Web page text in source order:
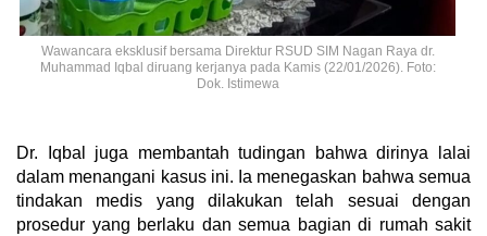
Wawancara eksklusif bersama Direktur RSUD SIM Nagan Raya dr.
Muhammad Iqbal diruang kerjanya pada Kamis (22/01/2026). Foto:
Dok. Istimewa
Dr. Iqbal juga membantah tudingan bahwa dirinya lalai
dalam menangani kasus ini. Ia menegaskan bahwa semua
tindakan medis yang dilakukan telah sesuai dengan
prosedur yang berlaku dan semua bagian di rumah sakit